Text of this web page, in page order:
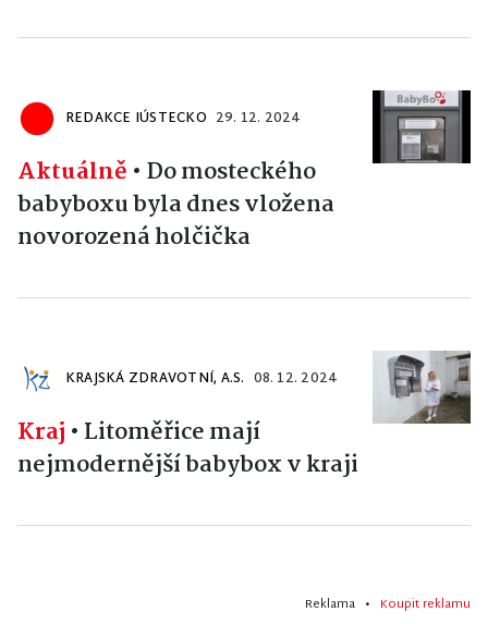
REDAKCE IÚSTECKO 29. 12. 2024
Aktuálně • Do mosteckého
babyboxu byla dnes vložena
novorozená holčička
KRAJSKÁ ZDRAVOTNÍ, A.S. 08. 12. 2024
Kraj • Litoměřice mají
nejmodernější babybox v kraji
Reklama • Koupit reklamu